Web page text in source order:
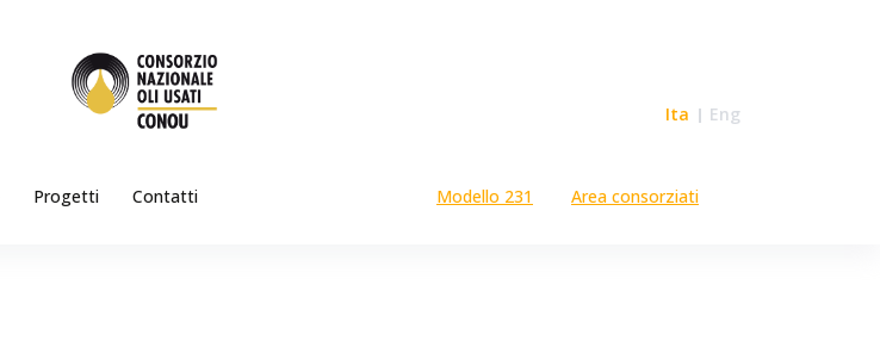
Ita Eng
Progetti Contatti Modello 231 Area consorziati